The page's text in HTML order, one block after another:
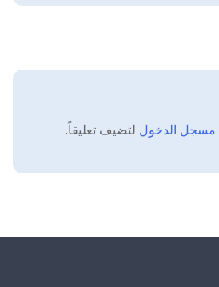
مسجل الدخول لتضيف تعليقاً.